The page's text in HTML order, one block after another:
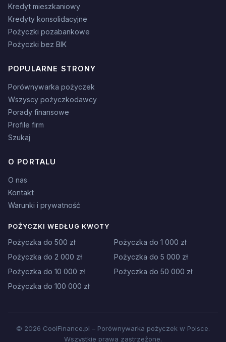
Kredyt mieszkaniowy
Kredyty konsolidacyjne
Pożyczki pozabankowe
Pożyczki bez BIK
POPULARNE STRONY
Porównywarka pożyczek
Wszyscy pożyczkodawcy
Porady finansowe
Profile firm
Szukaj
O PORTALU
O nas
Kontakt
Warunki i prywatność
POŻYCZKI WEDŁUG KWOTY
Pożyczka do 500 zł
Pożyczka do 1 000 zł
Pożyczka do 2 000 zł
Pożyczka do 5 000 zł
Pożyczka do 10 000 zł
Pożyczka do 50 000 zł
Pożyczka do 100 000 zł
© 2026 CoolFinance.pl – Porównywarka pożyczek w Polsce.
Wszystkie prawa zastrzeżone.